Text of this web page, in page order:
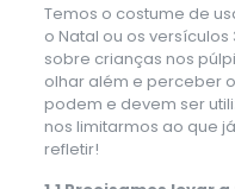
Temos o costume de
o Natal ou os
sobre crianças nos
olhar além e perceber
podem e devem ser
nos limitarmos ao que
refletir!